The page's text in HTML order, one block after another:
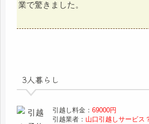
業で驚きました。
3人暮らし
引越し料金：69000円
引越業者： 山口引越しサービス